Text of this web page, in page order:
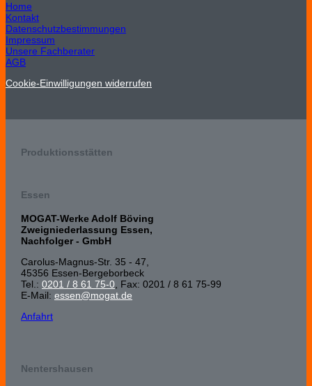
Home
Kontakt
Datenschutzbestimmungen
Impressum
Unsere Fachberater
AGB
Cookie-Einwilligungen widerrufen
Produktionsstätten
Essen
MOGAT-Werke Adolf Böving
Zweigniederlassung Essen,
Nachfolger - GmbH
Carolus-Magnus-Str. 35 - 47,
45356 Essen-Bergeborbeck
Tel.: 0201 / 8 61 75-0, Fax: 0201 / 8 61 75-99
E-Mail: essen@mogat.de
Anfahrt
Nentershausen